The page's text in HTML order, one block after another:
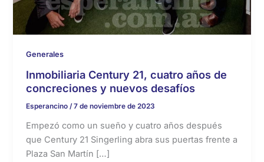
Generales
Inmobiliaria Century 21, cuatro años de
concreciones y nuevos desafíos
Esperancino/7 de noviembre de 2023
Empezó como un sueño y cuatro años después
que Century 21 Singerling abra sus puertas frente a
Plaza San Martín […]